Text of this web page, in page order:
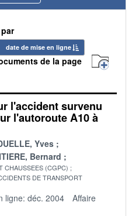
date de mise en ligne
de la page
l'accident survenu
l'autoroute A10 à
Yves
Bernard
CHAUSSEES (CGPC)
DE TRANSPORT
ligne: déc. 2004
Affaire